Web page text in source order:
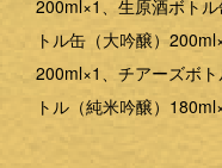
200ml×1、生原酒ボト
トル缶（大吟醸）
200ml×1、チアーズボ
トル（純米吟醸）